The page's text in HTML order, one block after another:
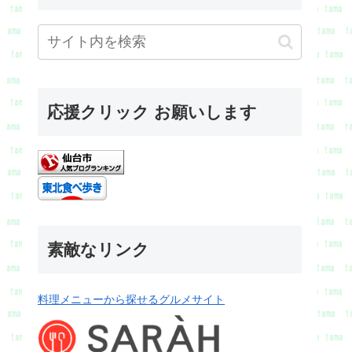
応援クリック お願いします
素敵なリンク
料理メニューから探せるグルメサイト